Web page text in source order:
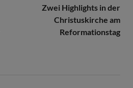
Zwei Highlights in der
Christuskirche am
Reformationstag